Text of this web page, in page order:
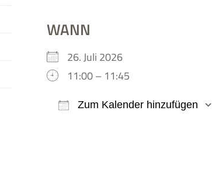
WANN
26. Juli 2026
11:00 – 11:45
Zum Kalender hinzufügen